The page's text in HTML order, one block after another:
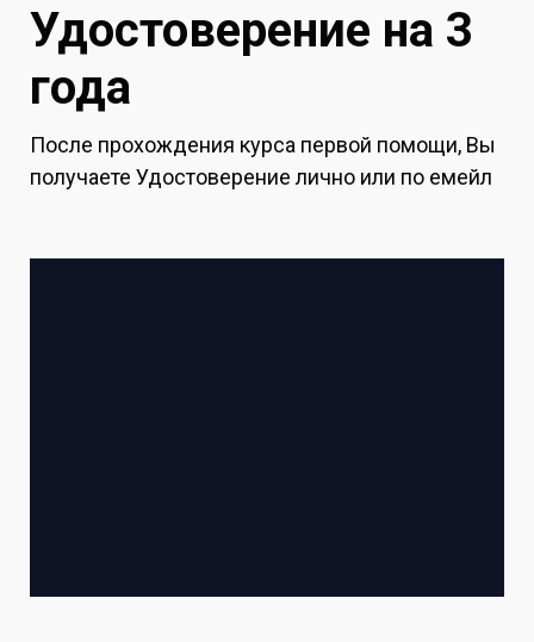
Удостоверение на 3
года
После прохождения курса первой помощи, Вы
получаете Удостоверение лично или по емейл